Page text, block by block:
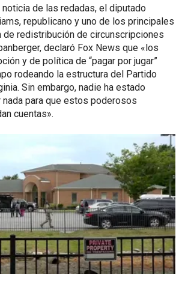
de las redadas, el diputado
republicano y uno de los principales
redistribución de circunscripciones
declaró Fox News que «los
y de política de “pagar por jugar”
rodeando la estructura del Partido
Sin embargo, nadie ha estado
para que estos poderosos
cuentas».